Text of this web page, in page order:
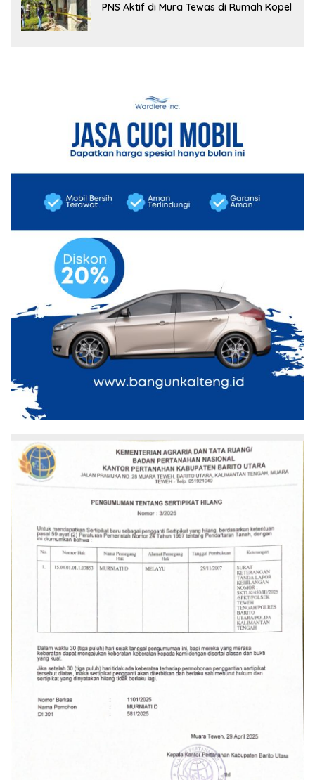
PNS Aktif di Mura Tewas di Rumah Kopel